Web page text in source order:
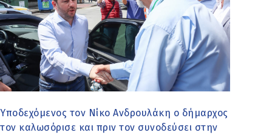
Υποδεχόμενος τον Νίκο Ανδρουλάκη ο δήμαρχος
τον καλωσόρισε και πριν τον συνοδεύσει στην